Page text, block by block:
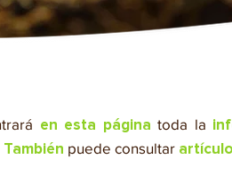
en esta página toda la
También puede consultar